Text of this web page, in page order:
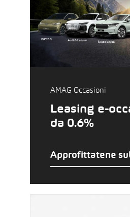
AMAG Occasioni
Leasing e-
da 0.6%
Approfittatene